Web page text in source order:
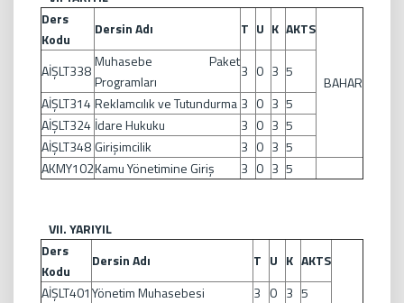
Ders
Kodu
Dersin Adı T U K AKTS
BAHAR
AİŞLT338
Muhasebe Paket
Programları
3 0 3 5
AİŞLT314Reklamcılık ve Tutundurma 3 0 3 5
AİŞLT324 İdare Hukuku 3 0 3 5
AİŞLT348Girişimcilik 3 0 3 5
AKMY102Kamu Yönetimine Giriş 3 0 3 5
VII. YARIYIL
Ders
Kodu
Dersin Adı T U K AKTS
AİŞLT401Yönetim Muhasebesi 3 0 3 5